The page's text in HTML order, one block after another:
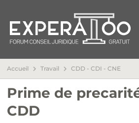
Accueil Travail CDD - CDI - CNE
Prime de
CDD